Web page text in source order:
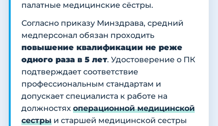
палатные медицинские сёстры.
Согласно приказу Минздрава, средний
медперсонал обязан проходить
повышение квалификации не реже
одного раза в 5 лет. Удостоверение о ПК
подтверждает соответствие
профессиональным стандартам и
допускает специалиста к работе на
должностях операционной медицинской
сестры и старшей медицинской сестры